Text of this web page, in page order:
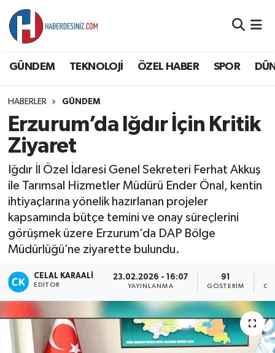
GÜNDEM TEKNOLOJİ ÖZEL HABER SPOR
HABERLER GÜNDEM
Erzurum’da Iğdır İçin Kritik
Ziyaret
Iğdır İl Özel İdaresi Genel Sekreteri Ferhat Akkuş
ile Tarımsal Hizmetler Müdürü Ender Önal, kentin
ihtiyaçlarına yönelik hazırlanan projeler
kapsamında bütçe temini ve onay süreçlerini
görüşmek üzere Erzurum’da DAP Bölge
Müdürlüğü’ne ziyarette bulundu.
CELAL KARAALI
EDITÖR
23.02.2026 - 16:07
YAYINLANMA
91
GÖSTERIM
GÜNDEM
ÖZEL HABER
SAĞLIK
SİYASET
YAŞAM
Trafik Durumu
Süper Lig Puan Durumu ve Fikstür
Tüm Manşetler
Son Dakika Haberleri